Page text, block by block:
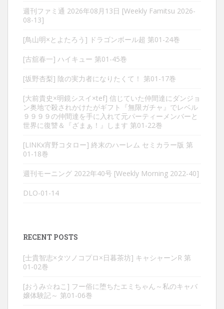
週刊ファミ通 2026年08月13日 [Weekly Famitsu 2026-
08-13]
[鳥山明×とよたろう] ドラゴンボール超 第01-24巻
[古舘春一] ハイキュー 第01-45巻
[坂野杏梨] 陰の実力者になりたくて！ 第01-17巻
[大前貴史×明鏡シスイ×tef] 信じていた仲間達にダンジョ
ン奥地で殺されかけたがギフト『無限ガチャ』でレベル
９９９９の仲間達を手に入れて元パーティーメンバーと
世界に復讐＆『ざまぁ！』します 第01-22巻
[LINKx宵野コタロー] 終末のハーレム セミカラー版 第
01-18巻
週刊モーニング 2022年40号 [Weekly Morning 2022-40]
DLO-01-14
RECENT POSTS
[士貴智志×タツノコプロ×日暮茶坊] キャシャーンR 第
01-02巻
[おうみ☆ねこ] フー俗に堕ちたエミちゃん～私のキャバ
嬢体験記～ 第01-06巻